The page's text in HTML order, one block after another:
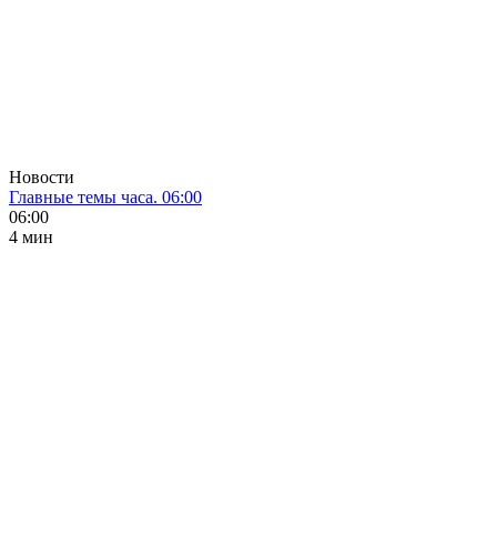
Новости
Главные темы часа. 06:00
06:00
4 мин